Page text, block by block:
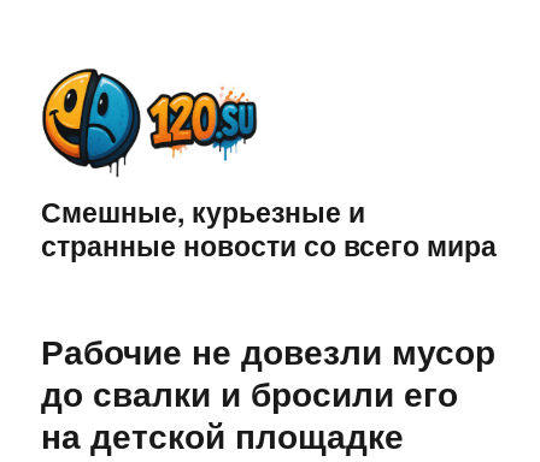
Смешные, курьезные и
странные новости со всего мира
Рабочие не довезли мусор
до свалки и бросили его
на детской площадке